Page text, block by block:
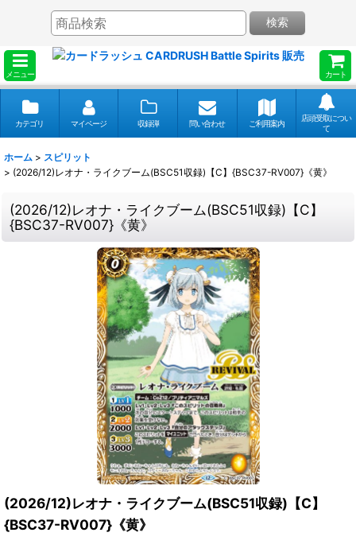
メニュー カート
検索
カテゴリ マイページ 収録弾 問い合わせ ご利用案内
店頭受取につい
て
ホーム > スピリット
> (2026/12)レオナ・ライクブーム(BSC51収録)【C】{BSC37-RV007}《黄》
(2026/12)レオナ・ライクブーム(BSC51収録)【C】
{BSC37-RV007}《黄》
(2026/12)レオナ・ライクブーム(BSC51収録)【C】
{BSC37-RV007}《黄》